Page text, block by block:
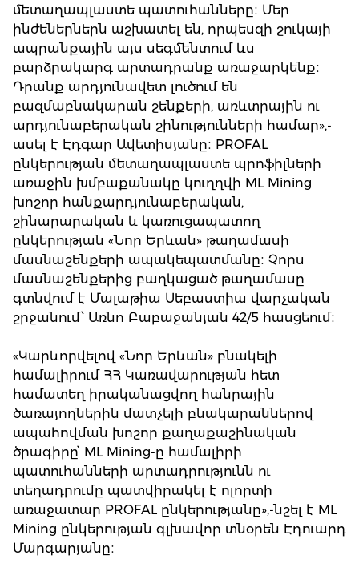
մետաղապլաստե պատուհանները։ Մեր
ինժեներներն աշխատել են, որպեսզի շուկայի
ապրանքային այս սեգմենտում ևս
բարձրակարգ արտադրանք առաջարկենք։
Դրանք արդյունավետ լուծում են
բազմաբնակարան շենքերի, առևտրային ու
արդյունաբերական շինությունների համար»,-
ասել է Էդգար Ավետիսյանը։ PROFAL
ընկերության մետաղապլաստե պրոֆիլների
առաջին խմբաքանակը կուղղվի ML Mining
խոշոր հանքարդյունաբերական,
շինարարական և կառուցապատող
ընկերության «Նոր Երևան» թաղամասի
մասնաշենքերի ապակեպատմանը։ Չորս
մասնաշենքերից բաղկացած թաղամասը
գտնվում է Մալաթիա Սեբաստիա վարչական
շրջանում՝ Առնո Բաբաջանյան 42/5 հասցեում։
«Կարևորվելով «Նոր Երևան» բնակելի
համալիրում ՀՀ Կառավարության հետ
համատեղ իրականացվող հանրային
ծառայողներին մատչելի բնակարաններով
ապահովման խոշոր քաղաքաշինական
ծրագիրը՝ ML Mining-ը համալիրի
պատուհանների արտադրությունն ու
տեղադրումը պատվիրակել է ոլորտի
առաջատար PROFAL ընկերությանը»,-նշել է ML
Mining ընկերության գլխավոր տնօրեն Էդուարդ
Մարգարյանը։